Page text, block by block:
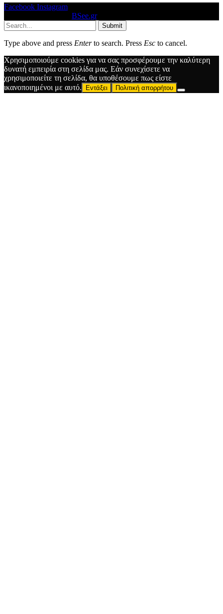
Facebook Instagram
BSee.gr.
Submit
Type above and press Enterto search. Press Esc to cancel.
Χρησιμοποιούμε cookies για να σας προσφέρουμε την καλύτερη
δυνατή εμπειρία στη σελίδα μας. Εάν συνεχίσετε να
χρησιμοποιείτε τη σελίδα, θα υποθέσουμε πως είστε
ικανοποιημένοι με αυτό.
Εντάξει Πολιτική απορρήτου